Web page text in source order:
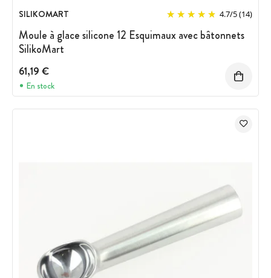
SILIKOMART 4.7/5(14)
Moule à glace silicone 12 Esquimaux avec bâtonnets
SilikoMart
61,19 €
En stock